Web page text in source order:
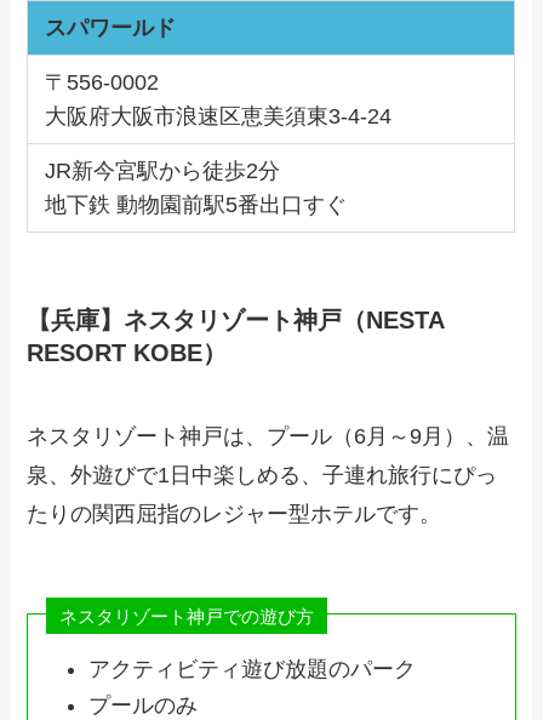
スパワールド
〒556-0002
大阪府大阪市浪速区恵美須東3-4-24
JR新今宮駅から徒歩2分
地下鉄 動物園前駅5番出口すぐ
【兵庫】ネスタリゾート神戸（NESTA
RESORT KOBE）
ネスタリゾート神戸は、プール（6月～9月）、温
泉、外遊びで1日中楽しめる、子連れ旅行にぴっ
たりの関西屈指のレジャー型ホテルです。
ネスタリゾート神戸での遊び方
アクティビティ遊び放題のパーク
プールのみ